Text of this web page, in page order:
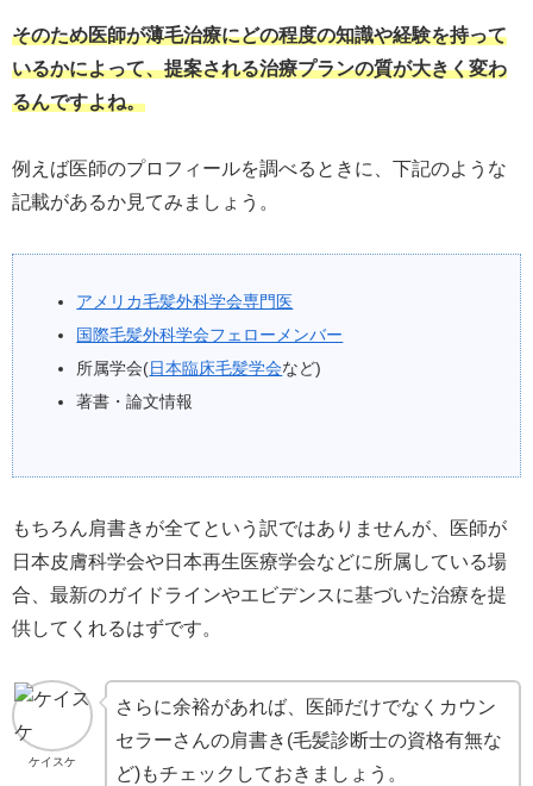
そのため医師が薄毛治療にどの程度の知識や経験を持って
いるかによって、提案される治療プランの質が大きく変わ
るんですよね。
例えば医師のプロフィールを調べるときに、下記のような
記載があるか見てみましょう。
アメリカ毛髪外科学会専門医
国際毛髪外科学会フェローメンバー
所属学会(日本臨床毛髪学会など)
著書・論文情報
もちろん肩書きが全てという訳ではありませんが、医師が
日本皮膚科学会や日本再生医療学会などに所属している場
合、最新のガイドラインやエビデンスに基づいた治療を提
供してくれるはずです。
ケイスケ
さらに余裕があれば、医師だけでなくカウン
セラーさんの肩書き(毛髪診断士の資格有無な
ど)もチェックしておきましょう。